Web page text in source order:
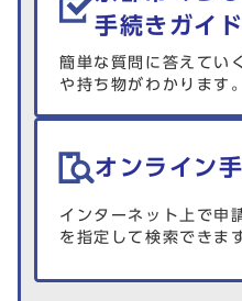
手続きガイド
簡単な質問に答えてい
や持ち物がわかります。
オンライン
インターネット上で申
を指定して検索できま